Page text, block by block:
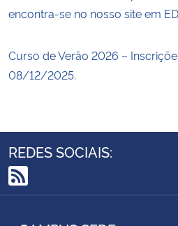
encontra-se no nosso site em
Curso de Verão 2026 –
08/12/2025.
REDES SOCIAIS:
RSS